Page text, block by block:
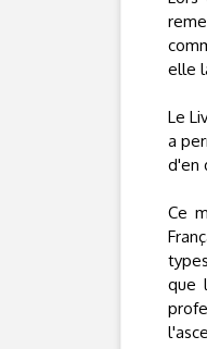
elle
Le
a
d'en
Ce
que